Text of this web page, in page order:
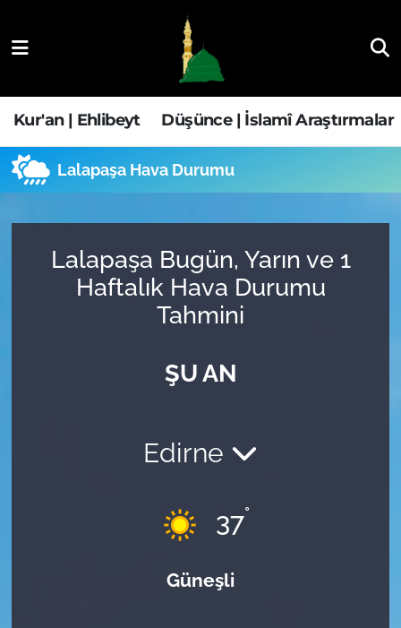
Kur'an | Ehlibeyt Düşünce | İslamî Araştırmalar
Lalapaşa Hava Durumu
Lalapaşa Bugün, Yarın ve 1
Haftalık Hava Durumu
Tahmini
ŞU AN
Edirne
37°
Güneşli
Düşünce | İslamî Araştırmalar
Ehla-Der Haber
Fıkıh | Ahkam
Hava Durumu
Trafik Durumu
Tüm Manşetler
Son Dakika Haberleri